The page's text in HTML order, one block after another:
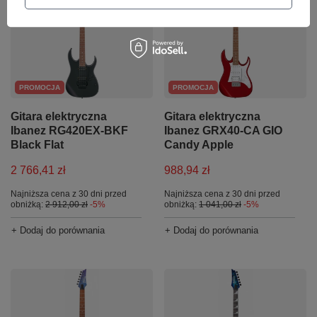
PROMOCJA
Gitara elektryczna
Ibanez RG420EX-BKF
Black Flat
2 766,41 zł
Najniższa cena z 30 dni przed
obniżką: 2 912,00 zł -5%
+ Dodaj do porównania
PROMOCJA
Gitara elektryczna
Ibanez GRX40-CA GIO
Candy Apple
988,94 zł
Najniższa cena z 30 dni przed
obniżką: 1 041,00 zł -5%
+ Dodaj do porównania